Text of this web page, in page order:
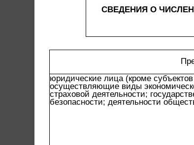
СВЕДЕНИЯ О
юридические лица (кроме
осуществляющие виды
страховой деятельности;
безопасности; деятельности